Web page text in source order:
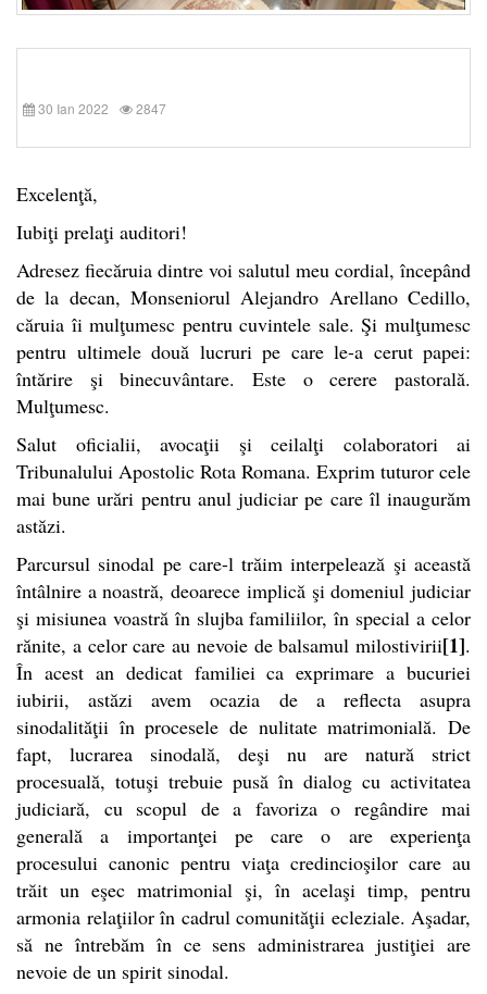
30 Ian 2022 2847
Excelenţă,
Iubiţi prelaţi auditori!
Adresez fiecăruia dintre voi salutul meu cordial, începând
de la decan, Monseniorul Alejandro Arellano Cedillo,
căruia îi mulţumesc pentru cuvintele sale. Şi mulţumesc
pentru ultimele două lucruri pe care le-a cerut papei:
întărire şi binecuvântare. Este o cerere pastorală.
Mulţumesc.
Salut oficialii, avocaţii şi ceilalţi colaboratori ai
Tribunalului Apostolic Rota Romana. Exprim tuturor cele
mai bune urări pentru anul judiciar pe care îl inaugurăm
astăzi.
Parcursul sinodal pe care-l trăim interpelează şi această
întâlnire a noastră, deoarece implică şi domeniul judiciar
şi misiunea voastră în slujba familiilor, în special a celor
rănite, a celor care au nevoie de balsamul milostivirii[1].
În acest an dedicat familiei ca exprimare a bucuriei
iubirii, astăzi avem ocazia de a reflecta asupra
sinodalităţii în procesele de nulitate matrimonială. De
fapt, lucrarea sinodală, deşi nu are natură strict
procesuală, totuşi trebuie pusă în dialog cu activitatea
judiciară, cu scopul de a favoriza o regândire mai
generală a importanţei pe care o are experienţa
procesului canonic pentru viaţa credincioşilor care au
trăit un eşec matrimonial şi, în acelaşi timp, pentru
armonia relaţiilor în cadrul comunităţii ecleziale. Aşadar,
să ne întrebăm în ce sens administrarea justiţiei are
nevoie de un spirit sinodal.